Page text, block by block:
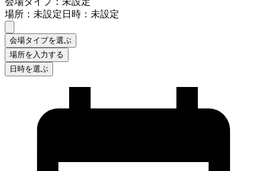
場所：未設定日時：未設定
会場タイプを選ぶ
場所を入力する
日時を選ぶ